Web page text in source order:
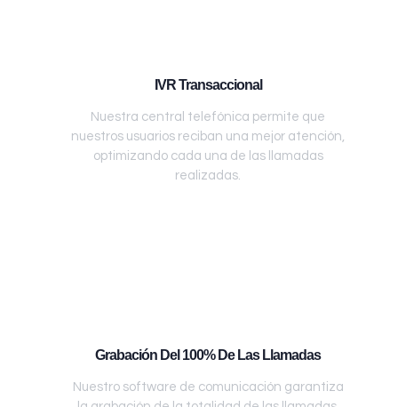
IVR Transaccional
Nuestra central telefónica permite que
nuestros usuarios reciban una mejor atención,
optimizando cada una de las llamadas
realizadas.
Grabación Del 100% De Las Llamadas
Nuestro software de comunicación garantiza